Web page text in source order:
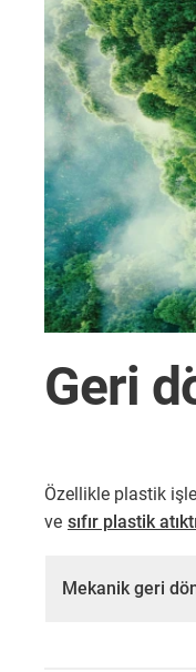
Geri
Özellikle plastik
ve sıfır plastik
Mekanik geri